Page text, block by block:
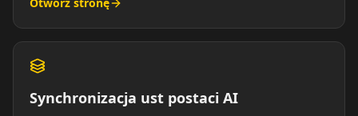
Synchronizacja ust postaci AI